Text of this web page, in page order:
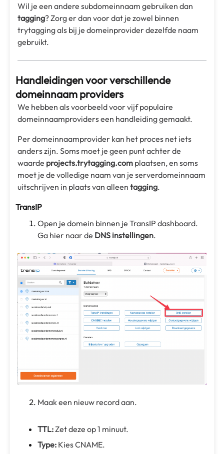
Wil je een andere subdomeinnaam gebruiken dan
tagging? Zorg er dan voor dat je zowel binnen
trytagging als bij je domeinprovider dezelfde naam
gebruikt.
Handleidingen voor verschillende
domeinnaam providers
We hebben als voorbeeld voor vijf populaire
domeinnaamproviders een handleiding gemaakt.
Per domeinnaamprovider kan het proces net iets
anders zijn. Soms moet je geen punt achter de
waarde projects.trytagging.com plaatsen, en soms
moet je de volledige naam van je serverdomeinnaam
uitschrijven in plaats van alleen tagging.
TransIP
Open je domein binnen je TransIP dashboard.
Ga hier naar de DNS instellingen.
Maak een nieuw record aan.
TTL:Zet deze op 1 minuut.
Type: Kies CNAME.